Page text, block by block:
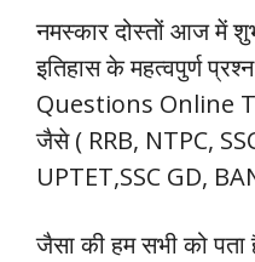
नमस्कार दोस्तों आज में
इतिहास के महत्वपुर्ण
Questions Online
जैसे ( RRB, NTPC,
UPTET,SSC GD,
जैसा की हम सभी को पता